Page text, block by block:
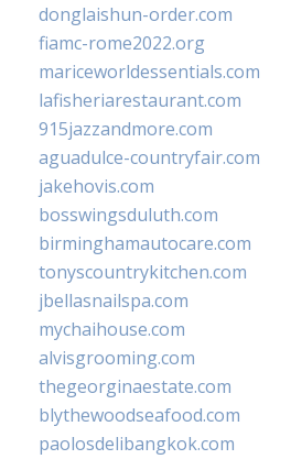
donglaishun-order.com
fiamc-rome2022.org
mariceworldessentials.com
lafisheriarestaurant.com
915jazzandmore.com
aguadulce-countryfair.com
jakehovis.com
bosswingsduluth.com
birminghamautocare.com
tonyscountrykitchen.com
jbellasnailspa.com
mychaihouse.com
alvisgrooming.com
thegeorginaestate.com
blythewoodseafood.com
paolosdelibangkok.com